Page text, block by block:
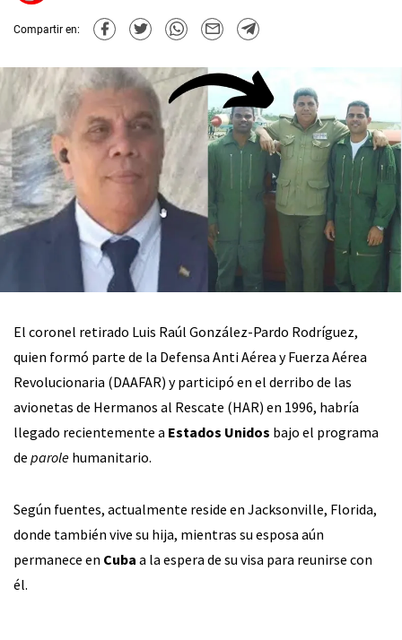
Compartir en:
El coronel retirado Luis Raúl González-Pardo Rodríguez,
quien formó parte de la Defensa Anti Aérea y Fuerza Aérea
Revolucionaria (DAAFAR) y participó en el derribo de las
avionetas de Hermanos al Rescate (HAR) en 1996, habría
llegado recientemente a Estados Unidos bajo el programa
de parole humanitario.
Según fuentes, actualmente reside en Jacksonville, Florida,
donde también vive su hija, mientras su esposa aún
permanece en Cuba a la espera de su visa para reunirse con
él.